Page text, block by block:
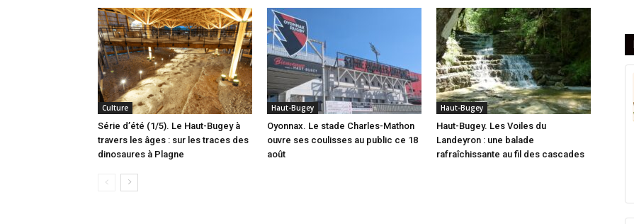
Culture
Série d’été (1/5). Le Haut-Bugey à
travers les âges : sur les traces des
dinosaures à Plagne
Haut-Bugey
Oyonnax. Le stade Charles-Mathon
ouvre ses coulisses au public ce 18
août
Haut-Bugey
Haut-Bugey. Les Voiles du
Landeyron : une balade
rafraîchissante au fil des cascades